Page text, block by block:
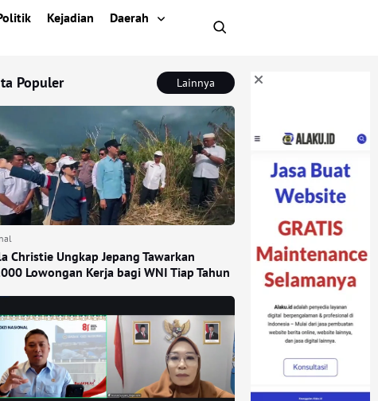
Kejadian
Daerah
Populer Lainnya
Christie Ungkap Jepang Tawarkan
Lowongan Kerja bagi WNI Tiap Tahun